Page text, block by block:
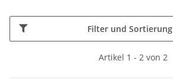
Filter und Sortierung
Artikel 1 - 2 von 2